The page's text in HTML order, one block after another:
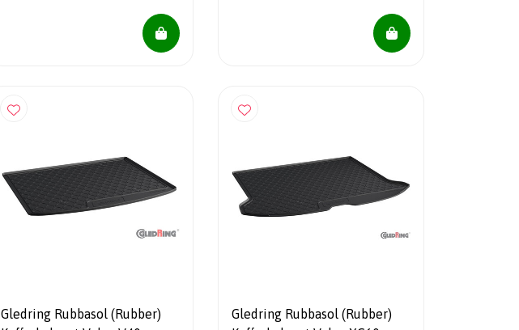
Gledring Rubbasol (Rubber)
Gledring Rubbasol (Rubber)